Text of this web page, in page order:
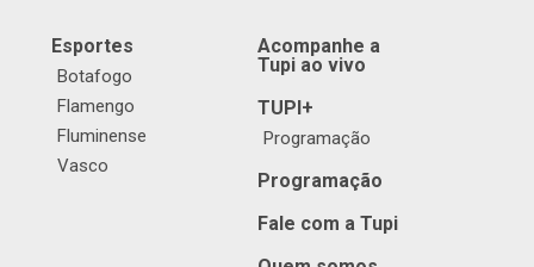
Esportes
Botafogo
Flamengo
Fluminense
Vasco
Acompanhe a
Tupi ao vivo
TUPI+
Programação
Programação
Fale com a Tupi